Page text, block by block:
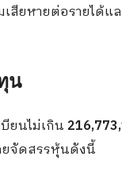
เสียหายต่อรายได้
น
ยนไม่เกิน
ยจัดสรรหุ้นดังนี้